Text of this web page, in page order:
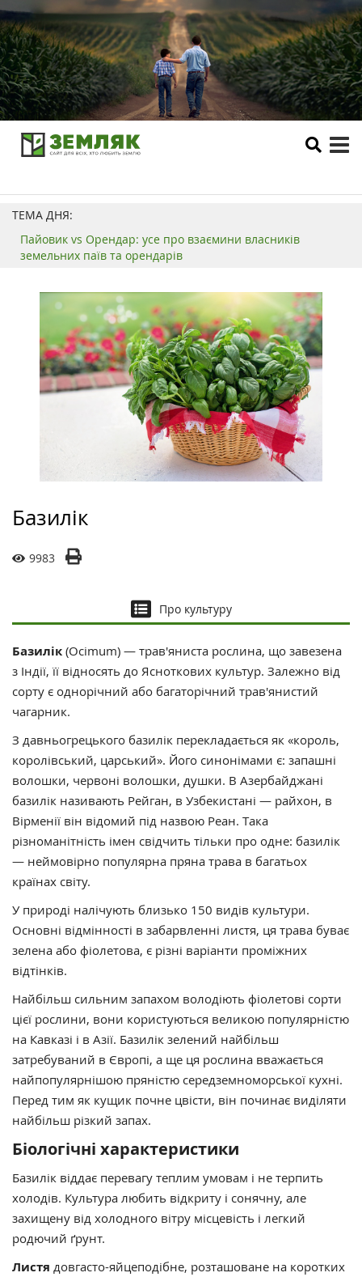
ТЕМА ДНЯ:
Пайовик vs Орендар: усе про взаємини власників
земельних паїв та орендарів
Базилік
9983
Про культуру
Базилік (Ocimum) — трав'яниста рослина, що завезена
з Індії, її відносять до Ясноткових культур. Залежно від
сорту є однорічний або багаторічний трав'янистий
чагарник.
З давньогрецького базилік перекладається як «король,
королівський, царський». Його синонімами є: запашні
волошки, червоні волошки, душки. В Азербайджані
базилік називають Рейган, в Узбекистані — райхон, в
Вірменії він відомий під назвою Реан. Така
різноманітність імен свідчить тільки про одне: базилік
— неймовірно популярна пряна трава в багатьох
країнах світу.
У природі налічують близько 150 видів культури.
Основні відмінності в забарвленні листя, ця трава буває
зелена або фіолетова, є різні варіанти проміжних
відтінків.
Найбільш сильним запахом володіють фіолетові сорти
цієї рослини, вони користуються великою популярністю
на Кавказі і в Азії. Базилік зелений найбільш
затребуваний в Європі, а ще ця рослина вважається
найпопулярнішою пряністю середземноморської кухні.
Перед тим як кущик почне цвісти, він починає виділяти
найбільш різкий запах.
Біологічні характеристики
Базилік віддає перевагу теплим умовам і не терпить
холодів. Культура любить відкриту і сонячну, але
захищену від холодного вітру місцевість і легкий
родючий ґрунт.
Листя довгасто-яйцеподібне, розташоване на коротких